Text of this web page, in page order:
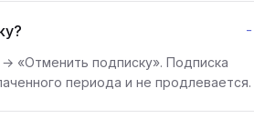
→ «Отменить подписку». Подписка
периода и не продлевается.